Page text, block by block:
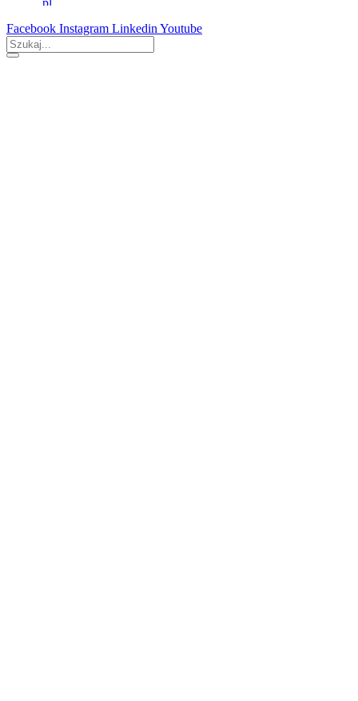
Facebook Instagram Linkedin Youtube